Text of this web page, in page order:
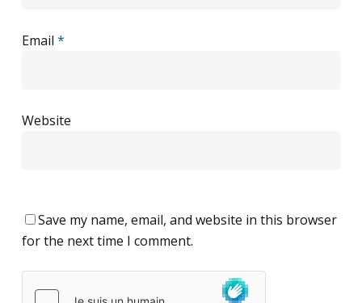
Email *
Website
Save my name, email, and website in this browser
for the next time I comment.